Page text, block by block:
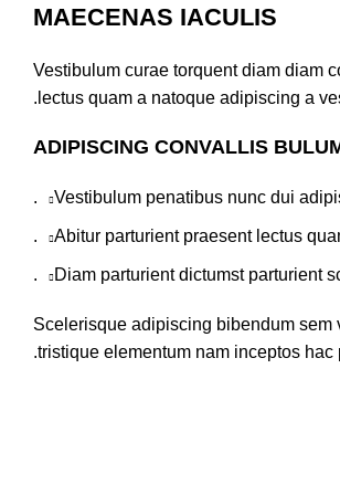
MAECENAS IACULIS
Vestibulum curae torquent diam diam
lectus quam a natoque adipiscing a
ADIPISCING CONVALLIS
Vestibulum penatibus nunc dui
Abitur parturient praesent lectus
Diam parturient dictumst parturient
Scelerisque adipiscing bibendum sem
tristique elementum nam inceptos